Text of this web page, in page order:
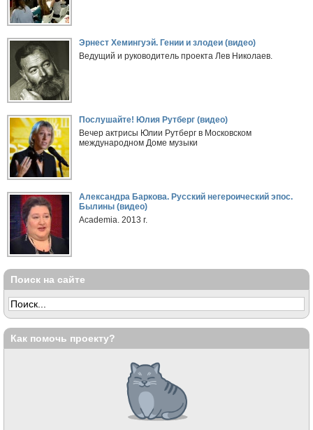
Эрнест Хемингуэй. Гении и злодеи (видео)
Ведущий и руководитель проекта Лев Николаев.
Послушайте! Юлия Рутберг (видео)
Вечер актрисы Юлии Рутберг в Московском
международном Доме музыки
Александра Баркова. Русский негероический эпос.
Былины (видео)
Academia. 2013 г.
Поиск на сайте
Как помочь проекту?